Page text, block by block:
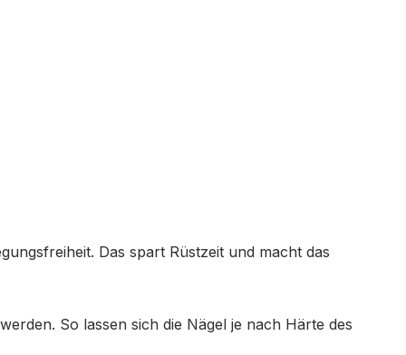
Das spart Rüstzeit und macht das
So lassen sich die Nägel je nach Härte des